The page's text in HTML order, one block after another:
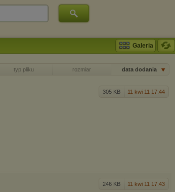
Galeria
typ pliku rozmiar data dodania
305 KB 11 kwi 11 17:44
246 KB 11 kwi 11 17:43